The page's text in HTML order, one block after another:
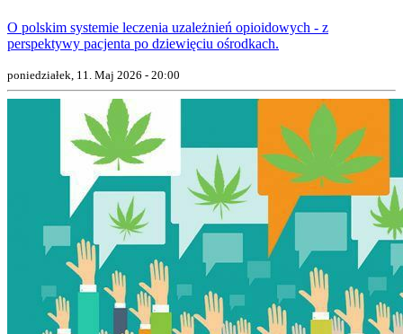
O polskim systemie leczenia uzależnień opioidowych - z
perspektywy pacjenta po dziewięciu ośrodkach.
poniedziałek, 11. Maj 2026 - 20:00